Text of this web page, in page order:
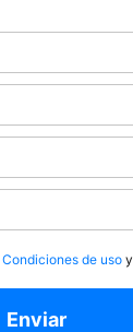
Condiciones de usoy
Enviar